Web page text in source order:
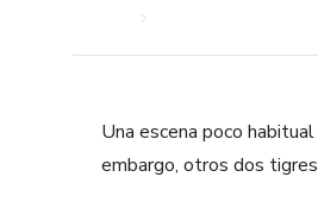
Una escena poco
embargo, otros dos